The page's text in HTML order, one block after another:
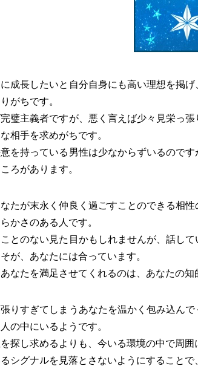
成長したいと自分自身にも高い理想を掲
がちです。
璧主義者ですが、悪く言えば少々見栄っ
相手を求めがちです。
を持っている男性は少なからずいるので
ろがあります。
たが末永く仲良く過ごすことのできる相
かさのある人です。
とのない見た目かもしれませんが、話し
が、あなたには合っています。
なたを満足させてくれるのは、あなたの知
りすぎてしまうあなたを温かく包み込ん
の中にいるようです。
探し求めるよりも、今いる環境の中で周囲
シグナルを見落とさないようにすることで